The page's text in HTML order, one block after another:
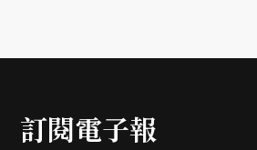
訂閱電子報